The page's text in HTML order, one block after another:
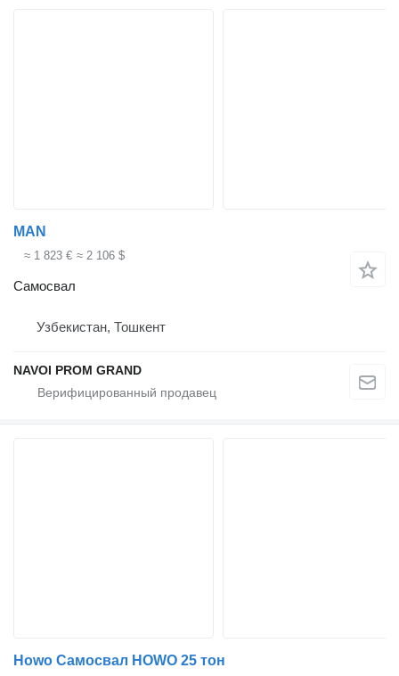
MAN
≈ 1 823 € ≈ 2 106 $
Самосвал
Узбекистан, Тошкент
NAVOI PROM GRAND
Howo Самосвал HOWO 25 тон